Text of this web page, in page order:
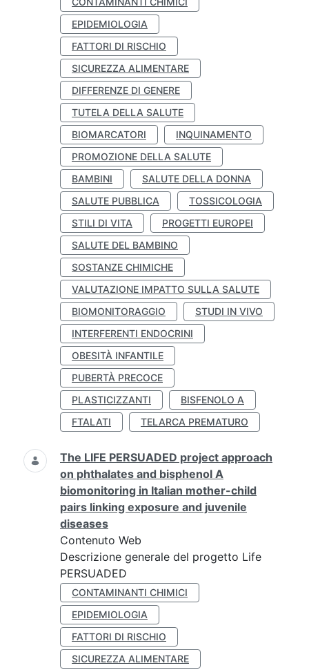
EPIDEMIOLOGIA
FATTORI DI RISCHIO
SICUREZZA ALIMENTARE
DIFFERENZE DI GENERE
TUTELA DELLA SALUTE
BIOMARCATORI
INQUINAMENTO
PROMOZIONE DELLA SALUTE
BAMBINI
SALUTE DELLA DONNA
SALUTE PUBBLICA
TOSSICOLOGIA
STILI DI VITA
PROGETTI EUROPEI
SALUTE DEL BAMBINO
SOSTANZE CHIMICHE
VALUTAZIONE IMPATTO SULLA SALUTE
BIOMONITORAGGIO
STUDI IN VIVO
INTERFERENTI ENDOCRINI
OBESITÀ INFANTILE
PUBERTÀ PRECOCE
PLASTICIZZANTI
BISFENOLO A
FTALATI
TELARCA PREMATURO
The LIFE PERSUADED project approach
on phthalates and bisphenol A
biomonitoring in Italian mother-child
pairs linking exposure and juvenile
diseases
Contenuto Web
Descrizione generale del progetto Life
PERSUADED
CONTAMINANTI CHIMICI
EPIDEMIOLOGIA
FATTORI DI RISCHIO
SICUREZZA ALIMENTARE